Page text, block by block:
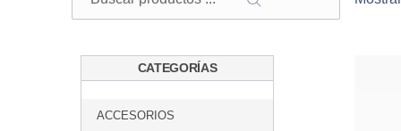
BUSCAR
CATEGORÍAS
ACCESORIOS